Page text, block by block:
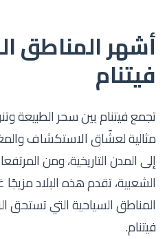
أشهر المناطق
فيتنام
تجمع فيتنام بين سحر الطبيعة
مثالية لعشّاق الاستكشاف
إلى المدن التاريخية، ومن
الشعبية، تقدم هذه البلاد مزيجًا
المناطق السياحية التي تستحق
فيتنام.